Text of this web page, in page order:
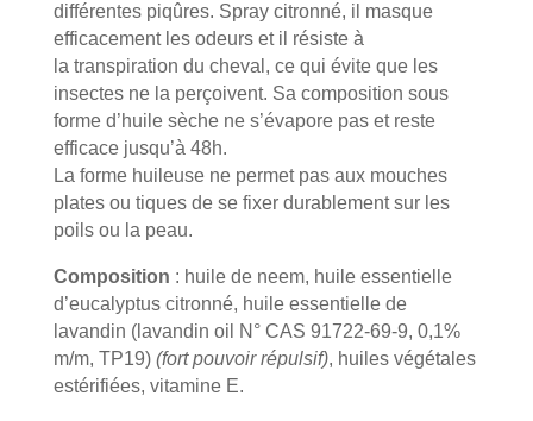
différentes piqûres. Spray citronné, il masque
efficacement les odeurs et il résiste à
la transpiration du cheval, ce qui évite que les
insectes ne la perçoivent. Sa composition sous
forme d’huile sèche ne s’évapore pas et reste
efficace jusqu’à 48h.
La forme huileuse ne permet pas aux mouches
plates ou tiques de se fixer durablement sur les
poils ou la peau.
Composition : huile de neem, huile essentielle
d’eucalyptus citronné, huile essentielle de
lavandin (lavandin oil N° CAS 91722-69-9, 0,1%
m/m, TP19) (fort pouvoir répulsif), huiles végétales
estérifiées, vitamine E.